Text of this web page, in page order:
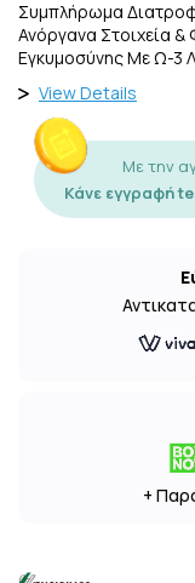
Συμπλήρωμα
Ανόργανα Στοιχεία &
Εγκυμοσύνης Με Ω-3
View Details
Με την
Κάνε εγγραφή
+